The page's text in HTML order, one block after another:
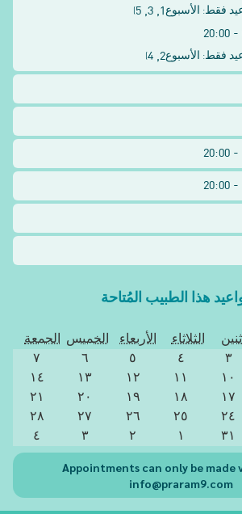
فقط: الأسبوع1, 3, 5
)
فقط: الأسبوع2, 4
)
هذا الطبيب المُتاحة
الثلاثاء الأربعاء الخميس الجمعة
٣ ٤ ٥ ٦
٧
١٠ ١١ ١٢ ١٣
١٤
١٧ ١٨ ١٩ ٢٠
٢١
٢٤ ٢٥ ٢٦ ٢٧
٢٨
٣١ ١ ٢ ٣ ٤
Appointments can only be made
info@praram9.com